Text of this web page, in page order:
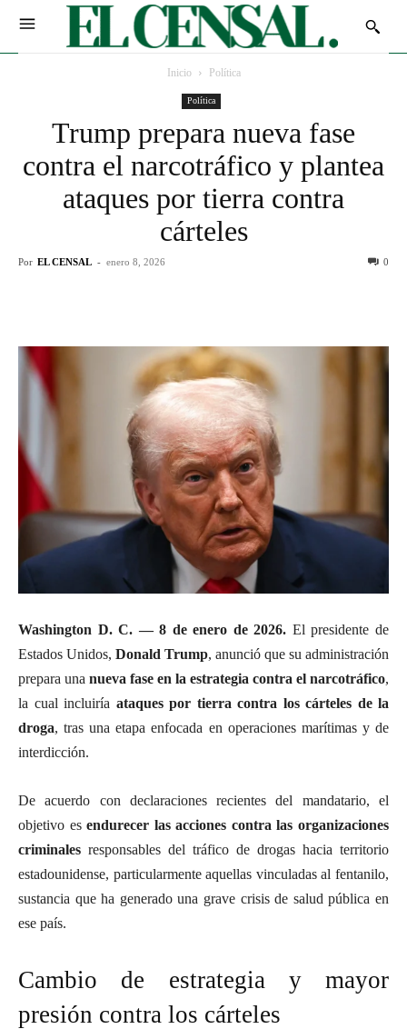
Inicio Política
Política
Trump prepara nueva fase
contra el narcotráfico y plantea
ataques por tierra contra
cárteles
Por EL CENSAL - enero 8, 2026 0
Washington D. C. — 8 de enero de 2026. El presidente de
Estados Unidos, Donald Trump, anunció que su administración
prepara una nueva fase en la estrategia contra el narcotráfico,
la cual incluiría ataques por tierra contra los cárteles de la
droga, tras una etapa enfocada en operaciones marítimas y de
interdicción.
De acuerdo con declaraciones recientes del mandatario, el
objetivo esendurecer las acciones contra las organizaciones
criminales responsables del tráfico de drogas hacia territorio
estadounidense, particularmente aquellas vinculadas al fentanilo,
sustancia que ha generado una grave crisis de salud pública en
ese país.
Cambio de estrategia y mayor
presión contra los cárteles